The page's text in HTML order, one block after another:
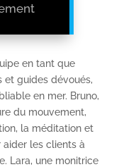
en tant que
et guides dévoués,
en mer. Bruno,
du mouvement,
la méditation et
aider les clients à
Lara, une monitrice